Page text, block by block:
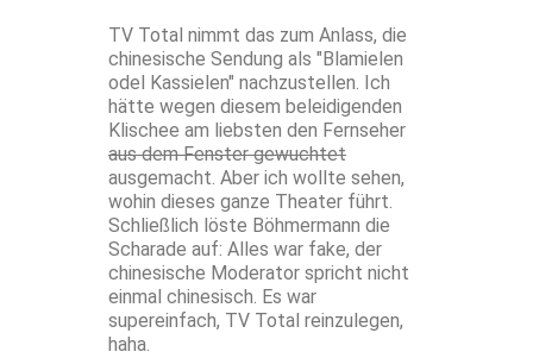
TV Total nimmt das zum Anlass, die
chinesische Sendung als "Blamielen
odel Kassielen" nachzustellen. Ich
hätte wegen diesem beleidigenden
Klischee am liebsten den Fernseher
aus dem Fenster gewuchtet
ausgemacht. Aber ich wollte sehen,
wohin dieses ganze Theater führt.
Schließlich löste Böhmermann die
Scharade auf: Alles war fake, der
chinesische Moderator spricht nicht
einmal chinesisch. Es war
supereinfach, TV Total reinzulegen,
haha.